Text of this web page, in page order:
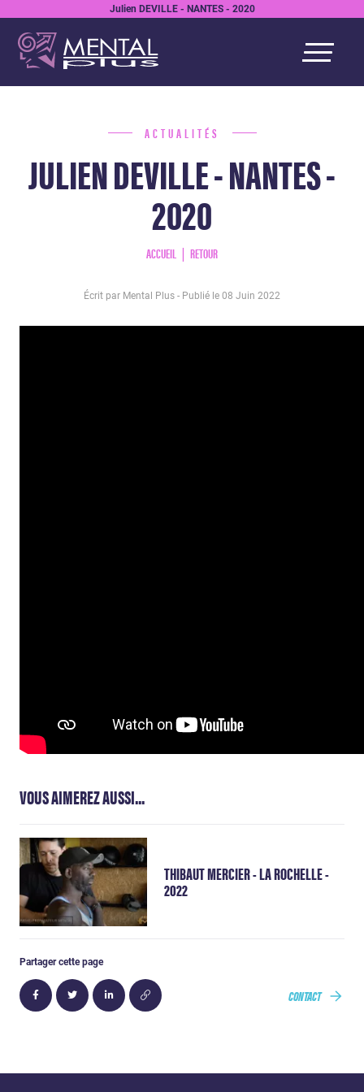
Julien DEVILLE - NANTES - 2020
ACTUALITÉS
JULIEN DEVILLE - NANTES -
2020
ACCUEIL RETOUR
Écrit par Mental Plus - Publié le 08 Juin 2022
VOUS AIMEREZ AUSSI...
THIBAUT MERCIER - LA ROCHELLE -
2022
Partager cette page
CONTACT